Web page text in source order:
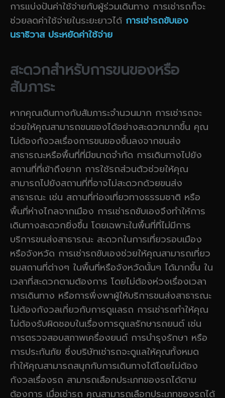
การแบ่งปันค่าใช้จ่ายกับผู้ร่วมเดินทาง การเช่ารถก็จะ
ช่วยลดค่าใช้จ่ายในระยะยาวได้ การเช่ารถขับเอง
นราธิวาส ประหยัดค่าใช้จ่าย
สะดวกสำหรับการขนของหรือ
สัมภาระ
หากคุณเดินทางกับสัมภาระจำนวนมาก การเช่ารถจะ
ช่วยให้คุณสามารถขนของได้อย่างสะดวกมากขึ้น คุณ
ไม่ต้องกังวลเรื่องการขนของขึ้นลงจากขนส่ง
สาธารณะหรือพื้นที่ที่มีขนาดจำกัด การเดินทางไปยัง
สถานที่ที่เข้าถึงยาก การใช้รถส่วนตัวช่วยให้คุณ
สามารถไปยังสถานที่ที่อาจไม่สะดวกด้วยขนส่ง
สาธารณะ เช่น สถานที่ท่องเที่ยวทางธรรมชาติ หรือ
พื้นที่ห่างไกลจากเมือง การเช่ารถขับเองจึงทำให้การ
เดินทางสะดวกยิ่งขึ้น โดยเฉพาะในพื้นที่ที่ไม่มีการ
บริการขนส่งสาธารณะ สะดวกในการเที่ยวรอบเมือง
หรือจังหวัด การเช่ารถขับเองช่วยให้คุณสามารถเที่ยว
ชมสถานที่ต่างๆ ในพื้นที่หรือจังหวัดนั้นๆ ได้มากขึ้น ใน
เวลาที่สะดวกตามต้องการ โดยไม่ต้องห่วงเรื่องเวลา
การเดินทาง หรือการพึ่งพาผู้ให้บริการขนส่งสาธารณะ
ไม่ต้องกังวลเกี่ยวกับการดูแลรถ การเช่ารถทำให้คุณ
ไม่ต้องรับผิดชอบในเรื่องการดูแลรักษารถยนต์ เช่น
การตรวจสอบสภาพเครื่องยนต์ การบำรุงรักษา หรือ
การประกันภัย ซึ่งบริษัทเช่ารถจะดูแลให้คุณทั้งหมด
ทำให้คุณสามารถสนุกกับการเดินทางได้โดยไม่ต้อง
กังวลเรื่องรถ สามารถเลือกประเภทของรถได้ตาม
ต้องการ เมื่อเช่ารถ คุณสามารถเลือกประเภทของรถได้